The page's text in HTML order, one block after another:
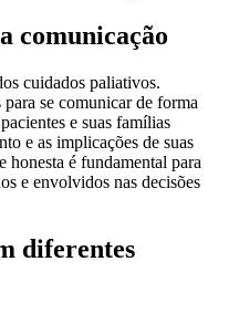
comunicação
cuidados paliativos.
se comunicar de forma
e suas famílias
e as implicações de suas
honesta é fundamental para
e envolvidos nas decisões
diferentes